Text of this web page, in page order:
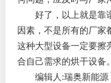
好了，以上就是靠
因素，不是所有的厂家
这种大型设备一定要擦
合自己需求的烘干设备
编辑人:瑞奥新能源